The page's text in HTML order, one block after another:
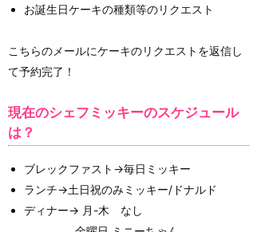
お誕生日ケーキの種類等のリクエスト
こちらのメールにケーキのリクエストを返信し
て予約完了！
現在のシェフミッキーのスケジュール
は？
ブレックファスト→毎日ミッキー
ランチ→土日祝のみミッキー/ドナルド
ディナー→ 月-木 なし